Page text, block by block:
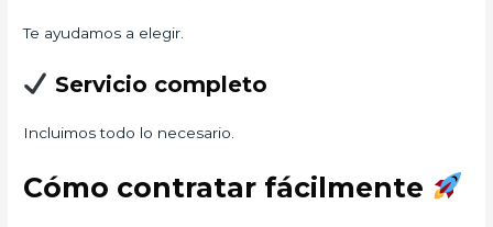
Te ayudamos a elegir.
Servicio completo
Incluimos todo lo necesario.
Cómo contratar fácilmente